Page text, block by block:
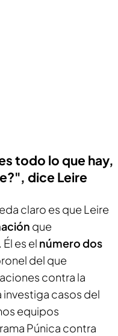
todo lo que hay,
dice Leire
claro es que Leire
que
. Él es el número dos
del que
contra la
investiga casos del
equipos
Púnica contra